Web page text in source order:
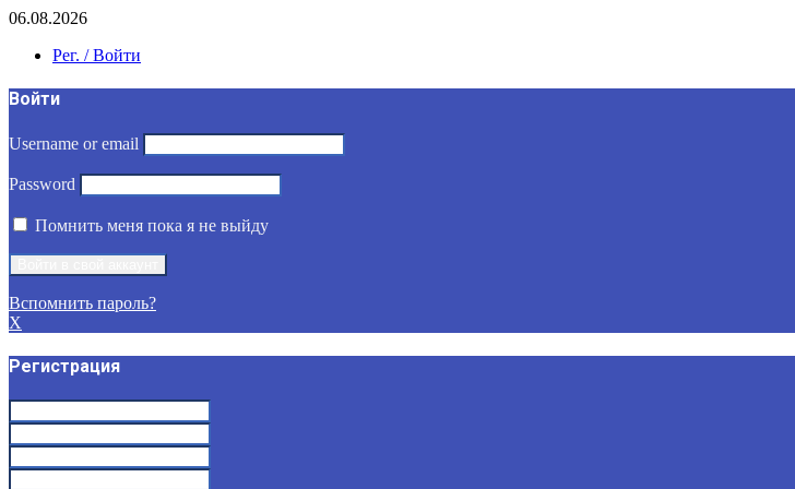
06.08.2026
Рег. / Войти
Войти
Username or email
Password
Помнить меня пока я не выйду
Вспомнить пароль?
X
Регистрация